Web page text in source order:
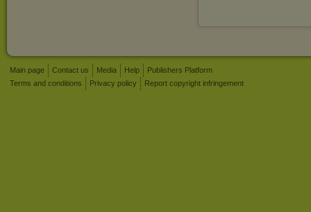
Main page Contact us Media Help
Publishers Platform
Terms and conditions
Privacy policy Report copyright infringement